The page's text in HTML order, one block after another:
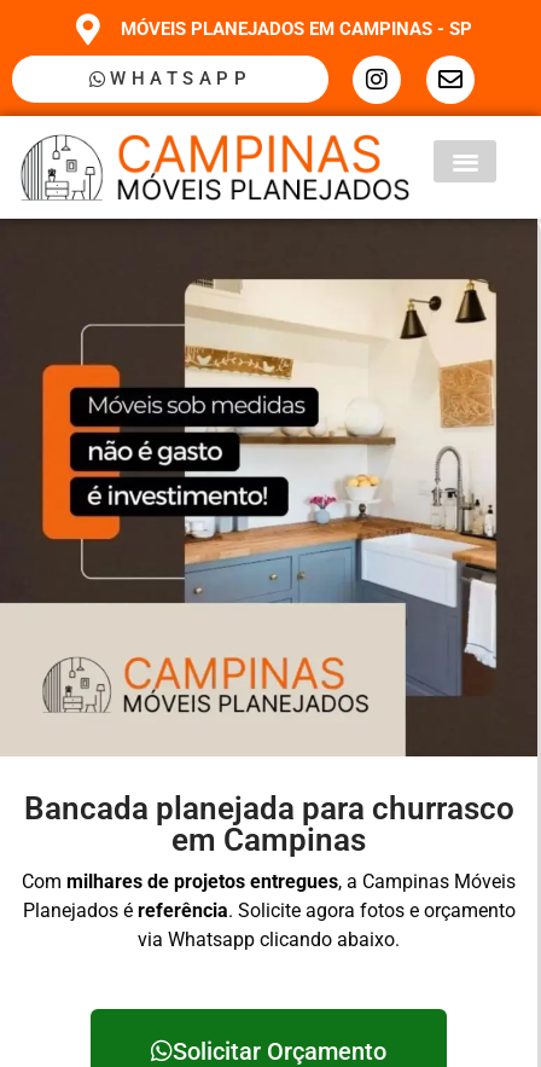
MÓVEIS PLANEJADOS EM CAMPINAS - SP
WHATSAPP
Bancada planejada para churrasco
em Campinas
Com milhares de projetos entregues, a Campinas Móveis
Planejados é referência. Solicite agora fotos e orçamento
via Whatsapp clicando abaixo.
Solicitar Orçamento